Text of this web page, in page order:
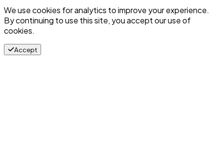
We use cookies for analytics to improve your experience.
By continuing to use this site, you accept our use of
cookies.
Accept